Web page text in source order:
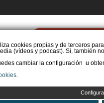
cookies propias y de terceros
(vídeos y podcast). Si, también
cambiar la configuración u
PIDE
AEROTERMIA